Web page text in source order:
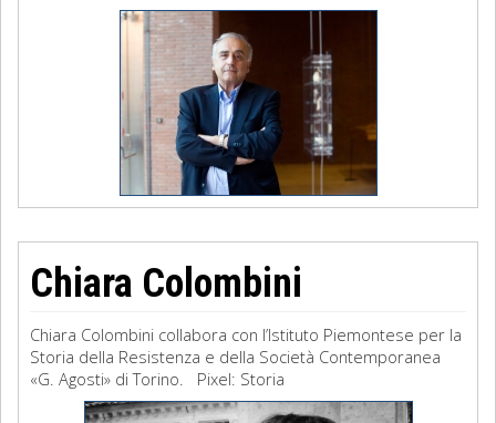
Chiara Colombini
Chiara Colombini collabora con l’Istituto Piemontese per la
Storia della Resistenza e della Società Contemporanea
«G. Agosti» di Torino. Pixel: Storia